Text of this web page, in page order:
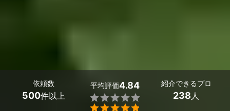
依頼数
500件以上
平均評価4.84


紹介できるプロ
238人